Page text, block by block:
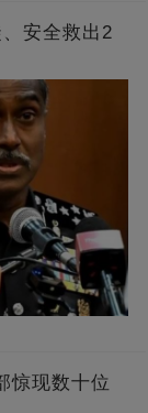
安全救出2
惊现数十位